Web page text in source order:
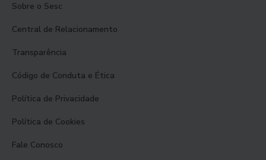
Sobre o Sesc
Central de Relacionamento
Transparência
Código de Conduta e Ética
Política de Privacidade
Política de Cookies
Fale Conosco